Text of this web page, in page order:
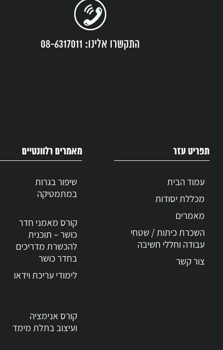
אני מאשר/ת קבלת תכנים שיווקים
במייל / SMS מטעם מכללת יסודות.
התקשרו אלינו: 08-6317011
תפריט עזר
עמוד הבית
מכללת יסודות
מאמרים
השכרת כיתות / שטחי
עבודה וחללי חשיבה
צור קשר
מאמרים רלוונטיים
שיפור בגרות
במתמטיקה
קורס מאמני חדר
כושר – תוכנית
להכשרת מדריכים
בחדר כושר
לימודי עריכת וידאו
קורס אנימציה
ועיצוב בתלת מימד